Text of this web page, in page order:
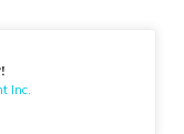
Inc.